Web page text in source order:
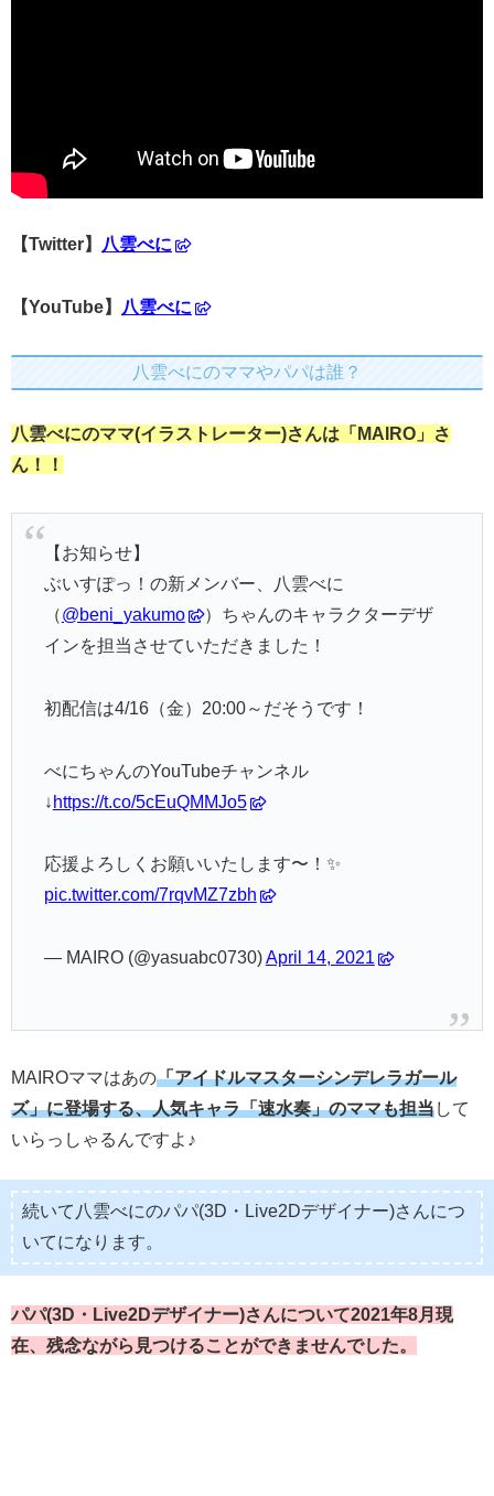
【Twitter】 八雲べに
【YouTube】 八雲べに
八雲べにのママやパパは誰？
八雲べにのママ(イラストレーター)さんは「MAIRO」さ
ん！！
【お知らせ】
ぶいすぽっ！の新メンバー、八雲べに
（@beni_yakumo
）ちゃんのキャラクターデザ
インを担当させていただきました！
初配信は4/16（金）20:00～だそうです！
べにちゃんのYouTubeチャンネル
↓ https://t.co/5cEuQMMJo5
応援よろしくお願いいたします〜！✨
pic.twitter.com/7rqvMZ7zbh
— MAIRO (@yasuabc0730)April 14, 2021
MAIROママはあの「アイドルマスターシンデレラガール
ズ」に登場する、人気キャラ「速水奏」のママも担当して
いらっしゃるんですよ♪
続いて八雲べにのパパ(3D・Live2Dデザイナー)さんにつ
いてになります。
パパ(3D・Live2Dデザイナー)さんについて2021年8月現
在、残念ながら見つけることができませんでした。